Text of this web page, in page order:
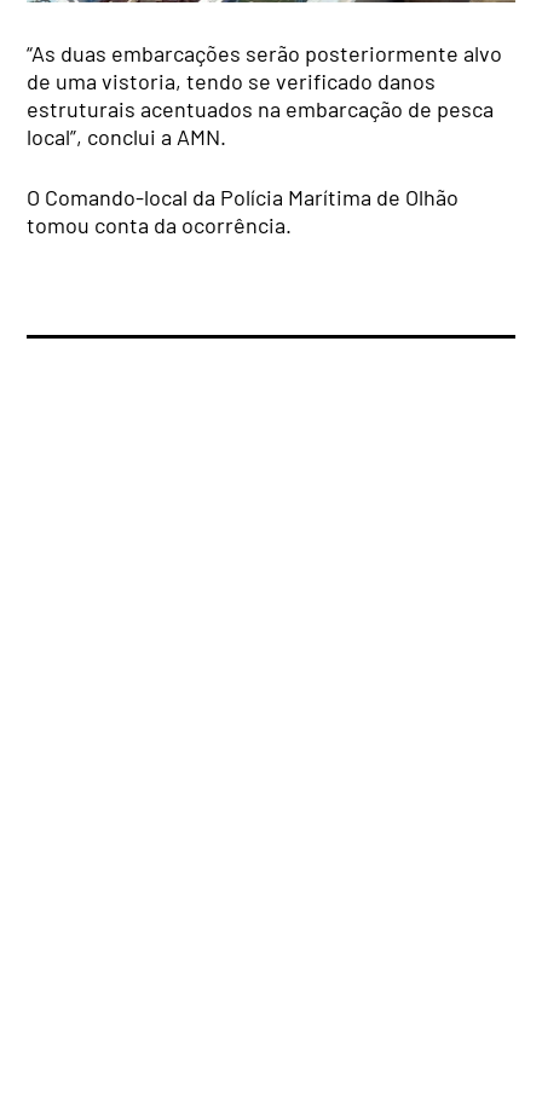
“As duas embarcações serão posteriormente alvo
de uma vistoria, tendo se verificado danos
estruturais acentuados na embarcação de pesca
local”, conclui a AMN.
O Comando-local da Polícia Marítima de Olhão
tomou conta da ocorrência.